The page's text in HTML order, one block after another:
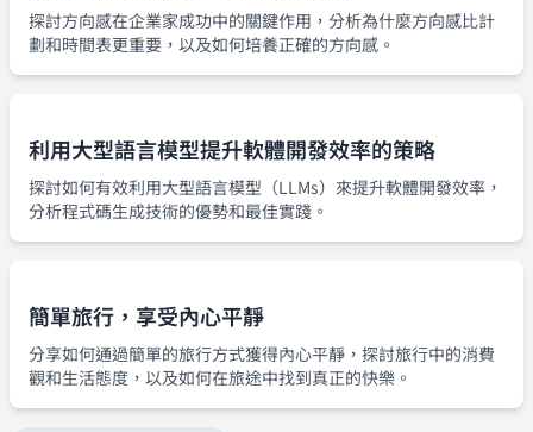
探討方向感在企業家成功中的關鍵作用，分析為什麼方向感比計
劃和時間表更重要，以及如何培養正確的方向感。
利用大型語言模型提升軟體開發效率的策略
探討如何有效利用大型語言模型（LLMs）來提升軟體開發效率，
分析程式碼生成技術的優勢和最佳實踐。
簡單旅行，享受內心平靜
分享如何通過簡單的旅行方式獲得內心平靜，探討旅行中的消費
觀和生活態度，以及如何在旅途中找到真正的快樂。